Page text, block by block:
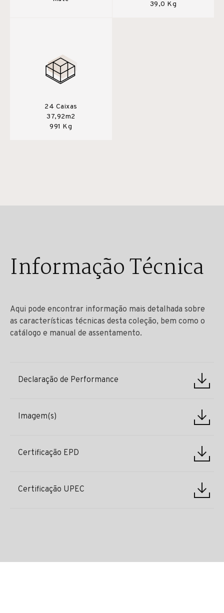
39,0 Kg
24 Caixas
37,92m2
991 Kg
Informação Técnica
Aqui pode encontrar informação mais detalhada sobre
as características técnicas desta coleção, bem como o
catálogo e manual de assentamento.
Declaração de Performance
Imagem(s)
Certificação EPD
Certificação UPEC